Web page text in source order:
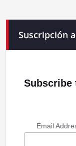
Suscripción
Email